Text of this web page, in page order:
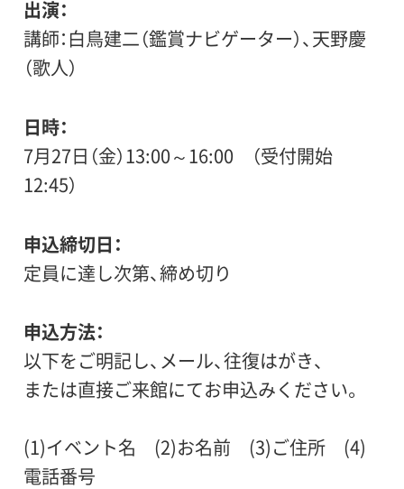
出演
講師：白鳥建二（鑑賞ナビゲーター）、天野慶
（歌人）
日時
7月27日（金）13:00～16:00 （受付開始
12:45）
申込締切日
定員に達し次第、締め切り
申込方法
以下をご明記し、メール、往復はがき、
または直接ご来館にてお申込みください。
(1)イベント名 (2)お名前 (3)ご住所 (4)
電話番号